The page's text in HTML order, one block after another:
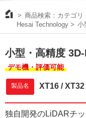
商品検索：カテゴリ
Hesai Technology
小
小型・高精度
デモ機・評価可能
製品名 XT16 / XT32
独自開発のLiDARチ